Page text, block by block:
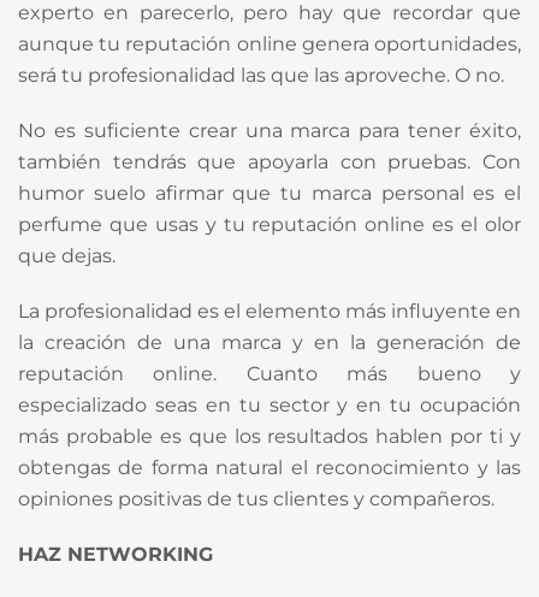
experto en parecerlo, pero hay que recordar que
aunque tu reputación online genera oportunidades,
será tu profesionalidad las que las aproveche. O no.
No es suficiente crear una marca para tener éxito,
también tendrás que apoyarla con pruebas. Con
humor suelo afirmar que tu marca personal es el
perfume que usas y tu reputación online es el olor
que dejas.
La profesionalidad es el elemento más influyente en
la creación de una marca y en la generación de
reputación online. Cuanto más bueno y
especializado seas en tu sector y en tu ocupación
más probable es que los resultados hablen por ti y
obtengas de forma natural el reconocimiento y las
opiniones positivas de tus clientes y compañeros.
HAZ NETWORKING